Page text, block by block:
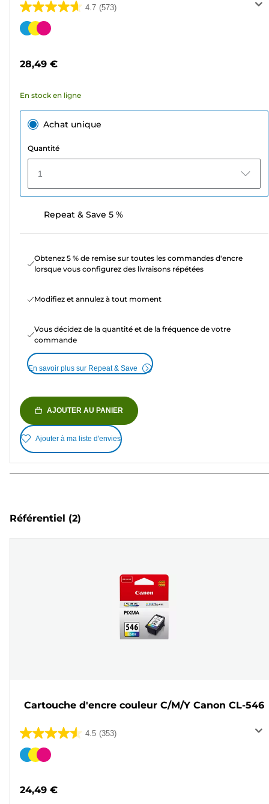
4.7 (573)
4.7
sur
573
Cartouche
28,49 €
En stock en ligne
Achat unique
Quantité
1
Repeat & Save 5 %
Obtenez 5 % de remise sur toutes les commandes d'encre
lorsque vous configurez des livraisons répétées
Modifiez et annulez à tout moment
Vous décidez de la quantité et de la fréquence de votre
commande
En savoir plus sur Repeat & Save
AJOUTER AU PANIER
Ajouter à ma liste d'envies
Référentiel (2)
Cartouche d'encre couleur C/M/Y Canon CL-546
4.5 (353)
4.5
sur
353
Cartouche
24,49 €